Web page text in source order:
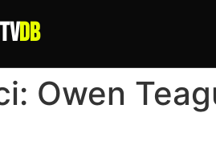
tvDB
Owen